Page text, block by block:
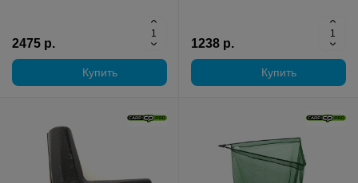
2475 р.
Купить
1238 р.
Купить